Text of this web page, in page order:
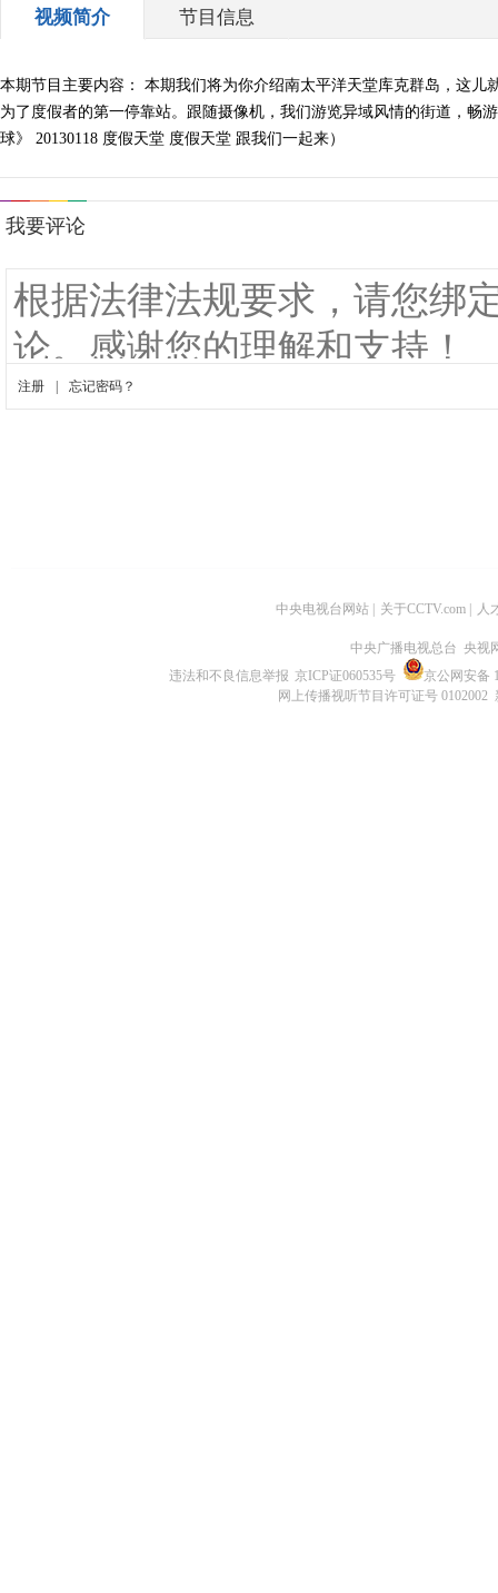
视频简介 节目信息
本期节目主要内容： 本期我们将为你介绍南太平洋天堂库克群岛，这
为了度假者的第一停靠站。跟随摄像机，我们游览异域风情的街道，畅
球》 20130118 度假天堂 度假天堂 跟我们一起来）
中央电视台网站 关于CCTV.com 人
中央广播电视总台 央视
违法和不良信息举报 京ICP证060535号
京公网安备
网上传播视听节目许可证号 0102002